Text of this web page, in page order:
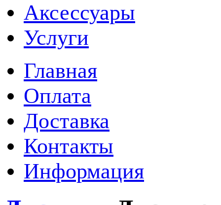
Аксессуары
Услуги
Главная
Оплата
Доставка
Контакты
Информация